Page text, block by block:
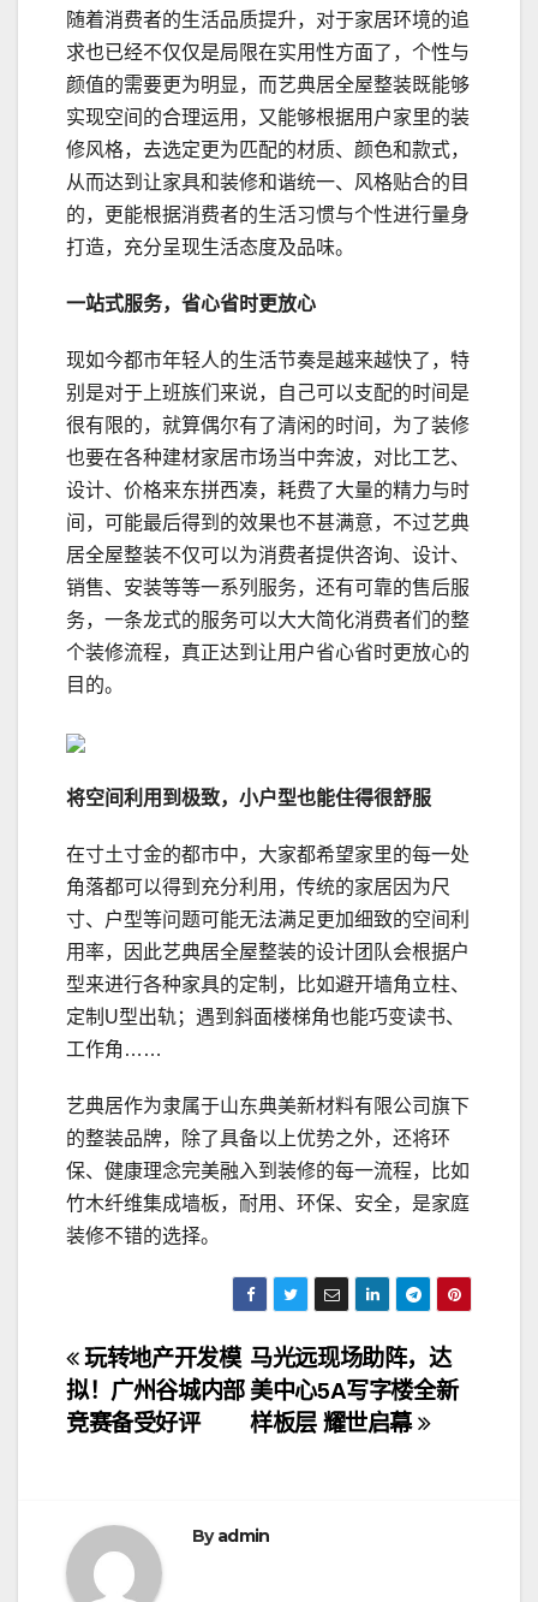
随着消费者的生活品质提升，对于家居环境的追
求也已经不仅仅是局限在实用性方面了，个性与
颜值的需要更为明显，而艺典居全屋整装既能够
实现空间的合理运用，又能够根据用户家里的装
修风格，去选定更为匹配的材质、颜色和款式，
从而达到让家具和装修和谐统一、风格贴合的目
的，更能根据消费者的生活习惯与个性进行量身
打造，充分呈现生活态度及品味。
一站式服务，省心省时更放心
现如今都市年轻人的生活节奏是越来越快了，特
别是对于上班族们来说，自己可以支配的时间是
很有限的，就算偶尔有了清闲的时间，为了装修
也要在各种建材家居市场当中奔波，对比工艺、
设计、价格来东拼西凑，耗费了大量的精力与时
间，可能最后得到的效果也不甚满意，不过艺典
居全屋整装不仅可以为消费者提供咨询、设计、
销售、安装等等一系列服务，还有可靠的售后服
务，一条龙式的服务可以大大简化消费者们的整
个装修流程，真正达到让用户省心省时更放心的
目的。
将空间利用到极致，小户型也能住得很舒服
在寸土寸金的都市中，大家都希望家里的每一处
角落都可以得到充分利用，传统的家居因为尺
寸、户型等问题可能无法满足更加细致的空间利
用率，因此艺典居全屋整装的设计团队会根据户
型来进行各种家具的定制，比如避开墙角立柱、
定制U型出轨；遇到斜面楼梯角也能巧变读书、
工作角……
艺典居作为隶属于山东典美新材料有限公司旗下
的整装品牌，除了具备以上优势之外，还将环
保、健康理念完美融入到装修的每一流程，比如
竹木纤维集成墙板，耐用、环保、安全，是家庭
装修不错的选择。
文
章
航
马光远现场助阵，达
美中心5A写字楼全新
样板层 耀世启幕
玩转地产开发模
拟！广州谷城内部
竞赛备受好评
Byadmin